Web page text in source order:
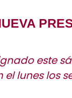
este
lunes los